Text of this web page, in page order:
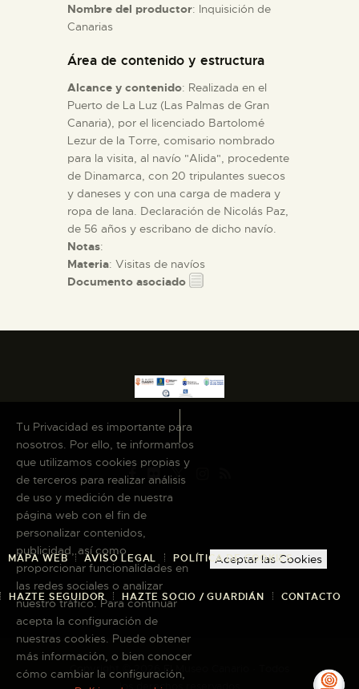
ESPAÑOL
Nombre del productor: Inquisición de
Canarias
Área de contenido y estructura
Alcance y contenido: Realizada en el
Puerto de La Luz (Las Palmas de Gran
Canaria), por el licenciado Bartolomé
Lezur de la Torre, comisario nombrado
para la visita, al navío "Alida", procedente
de Dinamarca, con 20 tripulantes suecos
y daneses y con una carga de madera y
ropa de lana. Declaración de Nicolás Paz,
de 56 años y escribano de dicho navío.
Notas:
Materia: Visitas de navíos
Documento asociado
MAPA WEB AVISO LEGAL POLÍTICA DE COOKIES
HAZTE SEGUIDOR HAZTE SOCIO / GUARDIÁN CONTACTO
Copyright © 2026 El Museo Canario · Todos
los derechos reservados
Tu Privacidad es importante para
nosotros. Por ello, te informamos
que utilizamos cookies propias y
de terceros para realizar análisis
de uso y medición de nuestra
página web con el fin de
personalizar contenidos,
publicidad, así como
proporcionar funcionalidades en
las redes sociales o analizar
nuestro tráfico. Para continuar
acepta la configuración de
nuestras cookies. Puede obtener
más información, o bien conocer
cómo cambiar la configuración,
Aceptar las Cookies